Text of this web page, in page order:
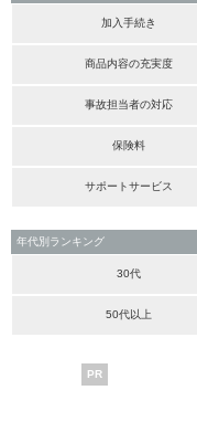
加入手続き
商品内容の充実度
事故担当者の対応
保険料
サポートサービス
年代別ランキング
30代
50代以上
PR